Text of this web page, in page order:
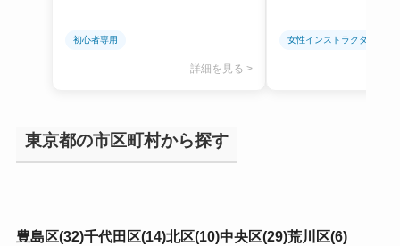
初心者専用
詳細を見る >
女性インストラクターのみ
東京都の市区町村から探す
豊島区(32)千代田区(14)北区(10)中央区(29)荒川区(6)